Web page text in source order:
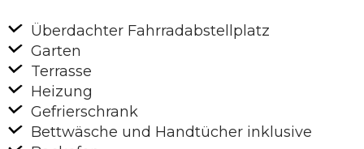
Überdachter Fahrradabstellplatz
Garten
Terrasse
Heizung
Gefrierschrank
Bettwäsche und Handtücher inklusive